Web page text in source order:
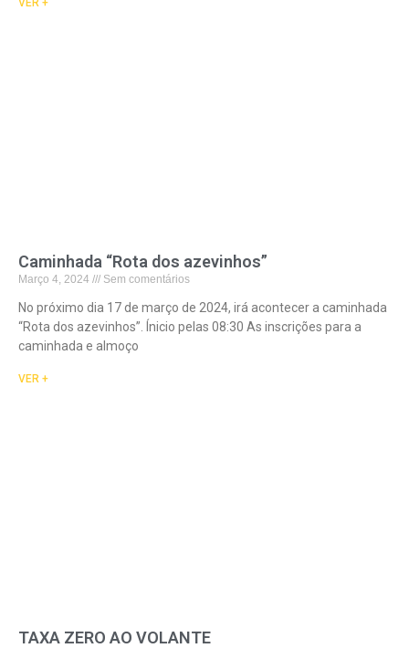
VER +
Caminhada “Rota dos azevinhos”
Março 4, 2024 Sem comentários
No próximo dia 17 de março de 2024, irá acontecer a caminhada
“Rota dos azevinhos”. Ínicio pelas 08:30 As inscrições para a
caminhada e almoço
VER +
TAXA ZERO AO VOLANTE